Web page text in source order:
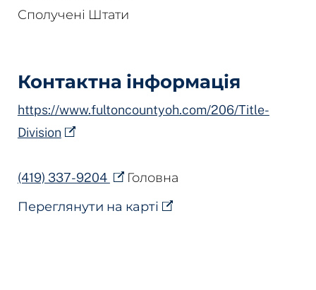
Сполучені Штати
Контактна інформація
https://www.fultoncountyoh.com/206/Title-
Division
(419) 337-9204
Головна
Переглянути на карті